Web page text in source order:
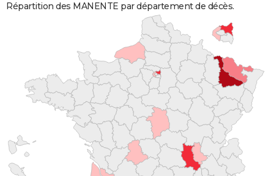
Répartition des MANENTE par département de décès.